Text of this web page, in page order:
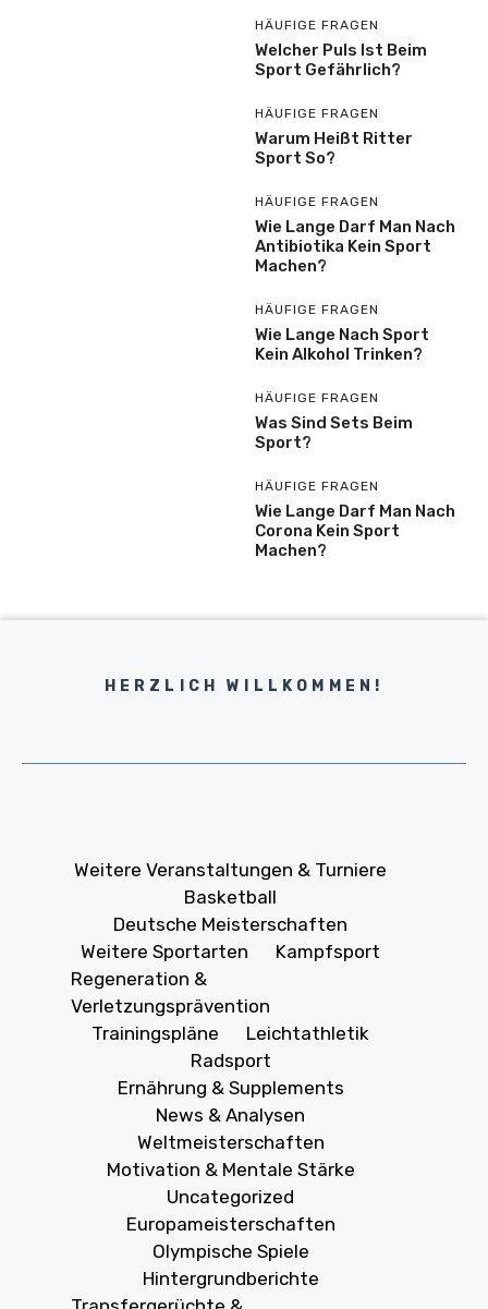
HÄUFIGE FRAGEN
Welcher Puls Ist Beim
Sport Gefährlich?
HÄUFIGE FRAGEN
Warum Heißt Ritter
Sport So?
HÄUFIGE FRAGEN
Wie Lange Darf Man Nach
Antibiotika Kein Sport
Machen?
HÄUFIGE FRAGEN
Wie Lange Nach Sport
Kein Alkohol Trinken?
HÄUFIGE FRAGEN
Was Sind Sets Beim
Sport?
HÄUFIGE FRAGEN
Wie Lange Darf Man Nach
Corona Kein Sport
Machen?
HERZLICH WILLKOMMEN!
Weitere Veranstaltungen & Turniere
Basketball
Deutsche Meisterschaften
Weitere Sportarten
Kampfsport
Regeneration &
Verletzungsprävention
Trainingspläne
Leichtathletik
Radsport
Ernährung & Supplements
News & Analysen
Weltmeisterschaften
Motivation & Mentale Stärke
Uncategorized
Europameisterschaften
Olympische Spiele
Hintergrundberichte